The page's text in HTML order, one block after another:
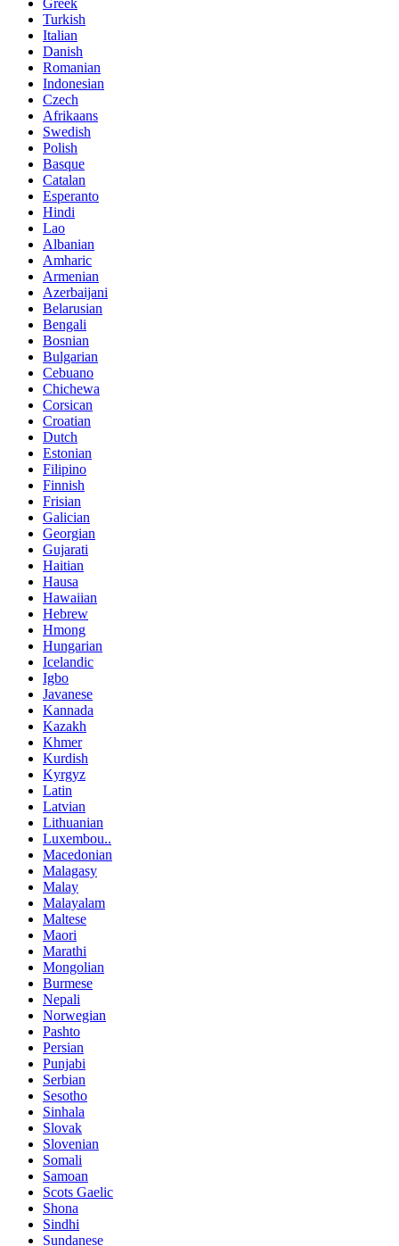
Greek
Turkish
Italian
Danish
Romanian
Indonesian
Czech
Afrikaans
Swedish
Polish
Basque
Catalan
Esperanto
Hindi
Lao
Albanian
Amharic
Armenian
Azerbaijani
Belarusian
Bengali
Bosnian
Bulgarian
Cebuano
Chichewa
Corsican
Croatian
Dutch
Estonian
Filipino
Finnish
Frisian
Galician
Georgian
Gujarati
Haitian
Hausa
Hawaiian
Hebrew
Hmong
Hungarian
Icelandic
Igbo
Javanese
Kannada
Kazakh
Khmer
Kurdish
Kyrgyz
Latin
Latvian
Lithuanian
Luxembou..
Macedonian
Malagasy
Malay
Malayalam
Maltese
Maori
Marathi
Mongolian
Burmese
Nepali
Norwegian
Pashto
Persian
Punjabi
Serbian
Sesotho
Sinhala
Slovak
Slovenian
Somali
Samoan
Scots Gaelic
Shona
Sindhi
Sundanese